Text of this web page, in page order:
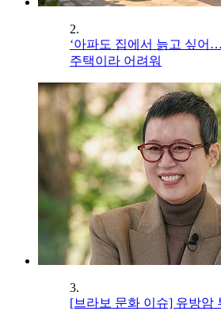
2.
‘아파도 집에서 늙고 싶어
주택이라 어려워
3.
[브라보 문화 이슈] 유방암